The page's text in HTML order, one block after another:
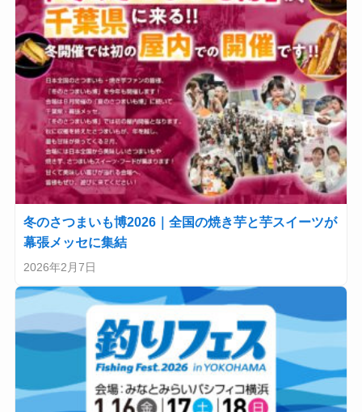
冬のさつまいも博2026｜全国の焼き芋と芋スイーツが
幕張メッセに集結
2026年2月7日